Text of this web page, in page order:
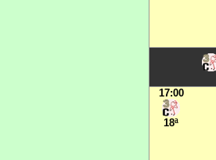
17:00
18ª